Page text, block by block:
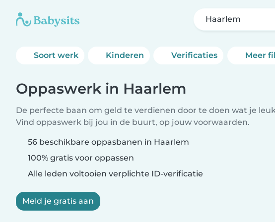
Haarlem
Soort werk Kinderen Verificaties Meer
Oppaswerk in Haarlem
De perfecte baan om geld te verdienen door te doen wat je
Vind oppaswerk bij jou in de buurt, op jouw voorwaarden.
56 beschikbare oppasbanen in Haarlem
100% gratis voor oppassen
Alle leden voltooien verplichte ID-verificatie
Meld je gratis aan